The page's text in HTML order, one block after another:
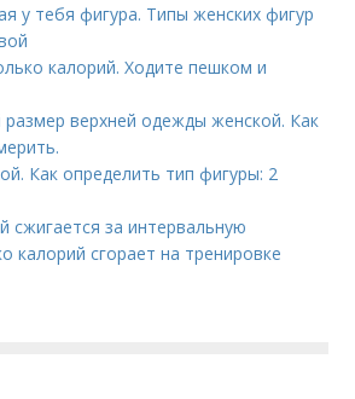
у тебя фигура. Типы женских фигур
калорий. Ходите пешком и
размер верхней одежды женской. Как
Как определить тип фигуры: 2
сжигается за интервальную
калорий сгорает на тренировке